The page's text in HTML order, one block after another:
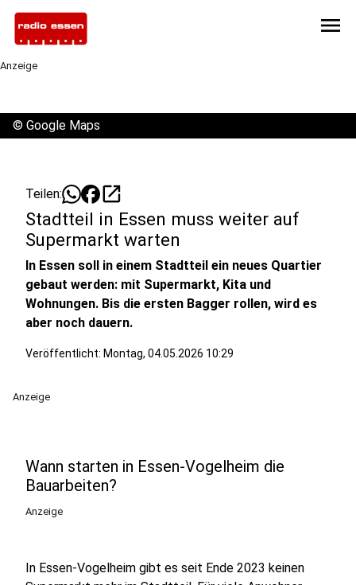
menu
Anzeige
© Google Maps
Teilen: open_in_new
Stadtteil in Essen muss weiter auf
Supermarkt warten
In Essen soll in einem Stadtteil ein neues Quartier
gebaut werden: mit Supermarkt, Kita und
Wohnungen. Bis die ersten Bagger rollen, wird es
aber noch dauern.
Veröffentlicht: Montag, 04.05.2026 10:29
Anzeige
Wann starten in Essen-Vogelheim die
Bauarbeiten?
Anzeige
In Essen-Vogelheim gibt es seit Ende 2023 keinen